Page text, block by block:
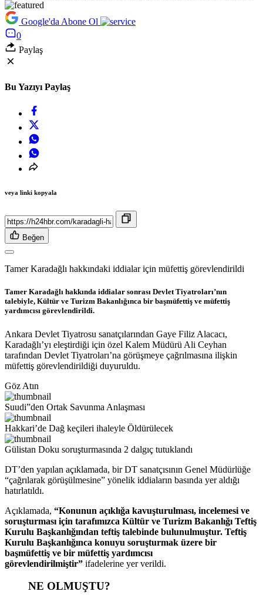
Google'da Abone Ol
0
Paylaş
Bu Yazıyı Paylaş
veya linki kopyala
Beğen
Tamer Karadağlı hakkındaki iddialar için müfettiş görevlendirildi
Tamer Karadağlı hakkında iddialar sonrası Devlet Tiyatroları’nın
talebiyle, Kültür ve Turizm Bakanlığınca bir başmüfettiş ve müfettiş
yardımcısı görevlendirildi.
Ankara Devlet Tiyatrosu sanatçılarından Gaye Filiz Alacacı,
Karadağlı’yı eleştirdiği için özel Kalem Müdürü Ali Ceyhan
tarafından Devlet Tiyatroları’na görüşmeye çağrılmasına ilişkin
müfettiş görevlendirildiği duyuruldu.
Göz Atın
Suudi”den Ortak Savunma Anlaşması
Hakkari’de Dağ keçileri ihaleyle Öldürülecek
Gülistan Doku soruşturmasında 2 dalgıç tutuklandı
DT’den yapılan açıklamada, bir DT sanatçısının Genel Müdürlüğe
“çağrılarak görüşülmesine” yönelik iddiaların basında yer aldığı
hatırlatıldı.
Açıklamada, “Konunun açıklığa kavuşturulması, incelemesi ve
soruşturması için tarafımızca Kültür ve Turizm Bakanlığı Teftiş
Kurulu Başkanlığından teftiş talebinde bulunulmuştur. Teftiş
Kurulu Başkanlığınca konuyu soruşturmak üzere bir
başmüfettiş ve bir müfettiş yardımcısı
görevlendirilmiştir” ifadelerine yer verildi.
NE OLMUŞTU?